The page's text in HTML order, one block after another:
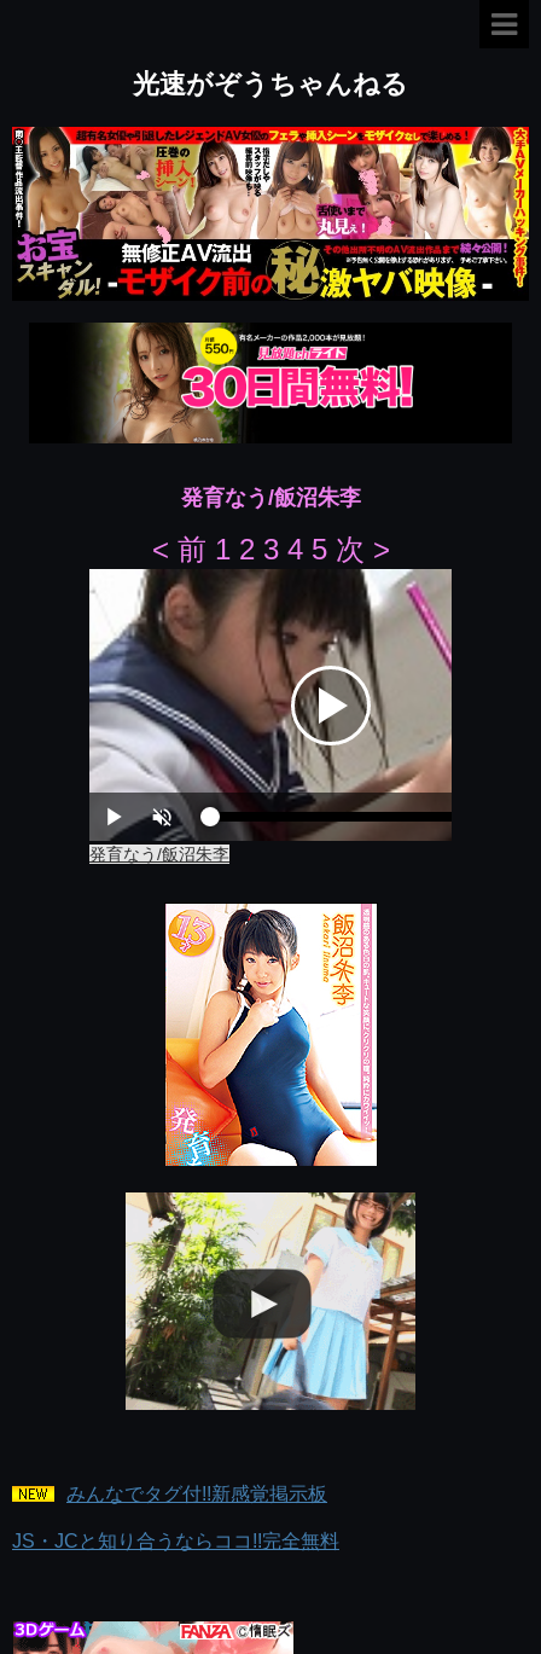
光速がぞうちゃんねる
みんなでタグ付!!新感覚掲示板
JS・JCと知り合うならココ!!完全無料